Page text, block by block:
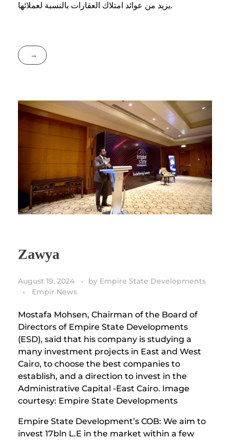
يزيد من عوائد امتلاك العقارات بالنسبة لعملائها.
Zawya
August 19, 2024 by Empire State Developments
Empir News
Mostafa Mohsen, Chairman of the Board of
Directors of Empire State Developments
(ESD), said that his company is studying a
many investment projects in East and West
Cairo, to choose the best companies to
establish, and a direction to invest in the
Administrative Capital -East Cairo. Image
courtesy: Empire State Developments
Empire State Development’s COB: We aim to
invest 17bln L.E in the market within a few